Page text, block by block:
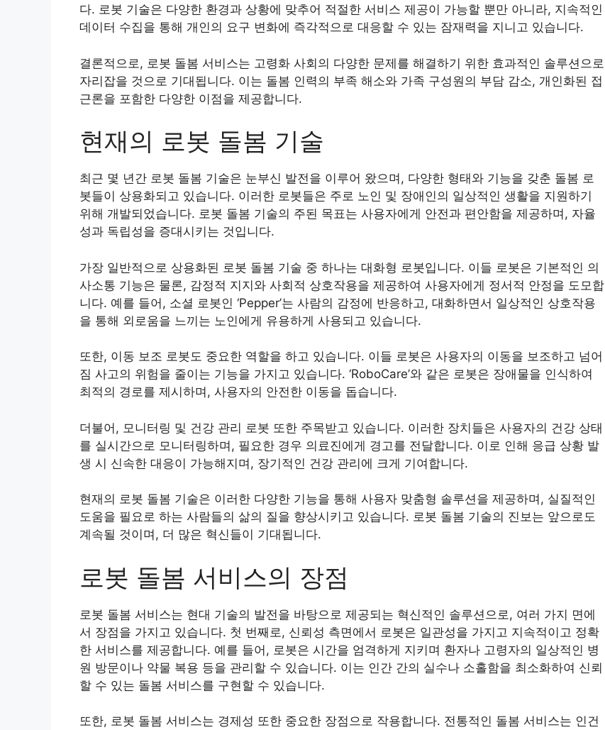
다. 로봇 기술은 다양한 환경과 상황에 맞추어 적절한 서비스 제공이 가능할 뿐만 아니라, 지속적인
데이터 수집을 통해 개인의 요구 변화에 즉각적으로 대응할 수 있는 잠재력을 지니고 있습니다.
결론적으로, 로봇 돌봄 서비스는 고령화 사회의 다양한 문제를 해결하기 위한 효과적인 솔루션으로
자리잡을 것으로 기대됩니다. 이는 돌봄 인력의 부족 해소와 가족 구성원의 부담 감소, 개인화된 접
근론을 포함한 다양한 이점을 제공합니다.
현재의 로봇 돌봄 기술
최근 몇 년간 로봇 돌봄 기술은 눈부신 발전을 이루어 왔으며, 다양한 형태와 기능을 갖춘 돌봄 로
봇들이 상용화되고 있습니다. 이러한 로봇들은 주로 노인 및 장애인의 일상적인 생활을 지원하기
위해 개발되었습니다. 로봇 돌봄 기술의 주된 목표는 사용자에게 안전과 편안함을 제공하며, 자율
성과 독립성을 증대시키는 것입니다.
가장 일반적으로 상용화된 로봇 돌봄 기술 중 하나는 대화형 로봇입니다. 이들 로봇은 기본적인 의
사소통 기능은 물론, 감정적 지지와 사회적 상호작용을 제공하여 사용자에게 정서적 안정을 도모합
니다. 예를 들어, 소셜 로봇인 ‘Pepper’는 사람의 감정에 반응하고, 대화하면서 일상적인 상호작용
을 통해 외로움을 느끼는 노인에게 유용하게 사용되고 있습니다.
또한, 이동 보조 로봇도 중요한 역할을 하고 있습니다. 이들 로봇은 사용자의 이동을 보조하고 넘어
짐 사고의 위험을 줄이는 기능을 가지고 있습니다. ‘RoboCare’와 같은 로봇은 장애물을 인식하여
최적의 경로를 제시하며, 사용자의 안전한 이동을 돕습니다.
더불어, 모니터링 및 건강 관리 로봇 또한 주목받고 있습니다. 이러한 장치들은 사용자의 건강 상태
를 실시간으로 모니터링하며, 필요한 경우 의료진에게 경고를 전달합니다. 이로 인해 응급 상황 발
생 시 신속한 대응이 가능해지며, 장기적인 건강 관리에 크게 기여합니다.
현재의 로봇 돌봄 기술은 이러한 다양한 기능을 통해 사용자 맞춤형 솔루션을 제공하며, 실질적인
도움을 필요로 하는 사람들의 삶의 질을 향상시키고 있습니다. 로봇 돌봄 기술의 진보는 앞으로도
계속될 것이며, 더 많은 혁신들이 기대됩니다.
로봇 돌봄 서비스의 장점
로봇 돌봄 서비스는 현대 기술의 발전을 바탕으로 제공되는 혁신적인 솔루션으로, 여러 가지 면에
서 장점을 가지고 있습니다. 첫 번째로, 신뢰성 측면에서 로봇은 일관성을 가지고 지속적이고 정확
한 서비스를 제공합니다. 예를 들어, 로봇은 시간을 엄격하게 지키며 환자나 고령자의 일상적인 병
원 방문이나 약물 복용 등을 관리할 수 있습니다. 이는 인간 간의 실수나 소홀함을 최소화하여 신뢰
할 수 있는 돌봄 서비스를 구현할 수 있습니다.
또한, 로봇 돌봄 서비스는 경제성 또한 중요한 장점으로 작용합니다. 전통적인 돌봄 서비스는 인건